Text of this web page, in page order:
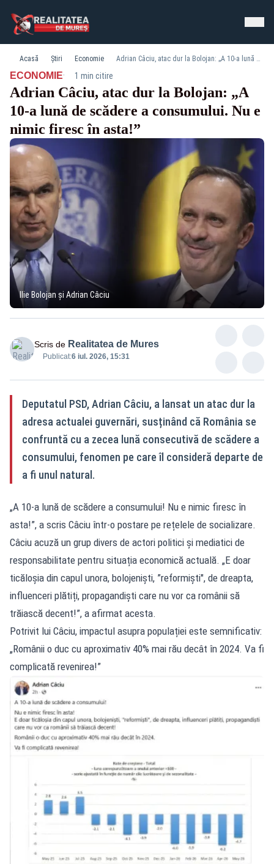
Acasă Știri Economie Adrian Câciu, atac dur la Bolojan: „A 10-a lună de scădere a consumului. Nu e nimic firesc în asta!”
ECONOMIE· 1 min citire
Adrian Câciu, atac dur la Bolojan: „A
10-a lună de scădere a consumului. Nu e
nimic firesc în asta!”
Ilie Bolojan și Adrian Câciu
Scris de Realitatea de Mures
Publicat:6 iul. 2026, 15:31
Deputatul PSD, Adrian Câciu, a lansat un atac dur la
adresa actualei guvernări, susținând că România se
confruntă cu a zecea lună consecutivă de scădere a
consumului, fenomen pe care îl consideră departe de
a fi unul natural.
„A 10-a lună de scădere a consumului! Nu e nimic firesc în
asta!”, a scris Câciu într-o postare pe rețelele de socializare.
Câciu acuză un grup divers de actori politici și mediatici de
responsabilitate pentru situația economică actuală. „E doar
ticăloșia din capul unora, bolojeniști, ”reformiști", de dreapta,
influenceri plătiți, propagandiști care nu vor ca românii să
trăiască decent!”, a afirmat acesta.
Potrivit lui Câciu, impactul asupra populației este semnificativ:
„Românii o duc cu aproximativ 40% mai rău decât în 2024. Va fi
complicată revenirea!”